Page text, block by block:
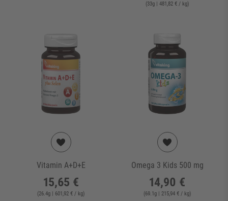
(33g| 481,82 € / kg)
Vitamin A+D+E
15,65 €
(26.4g| 601,92 € / kg)
Omega 3 Kids 500 mg
14,90 €
(69.1g| 215,94 € / kg)